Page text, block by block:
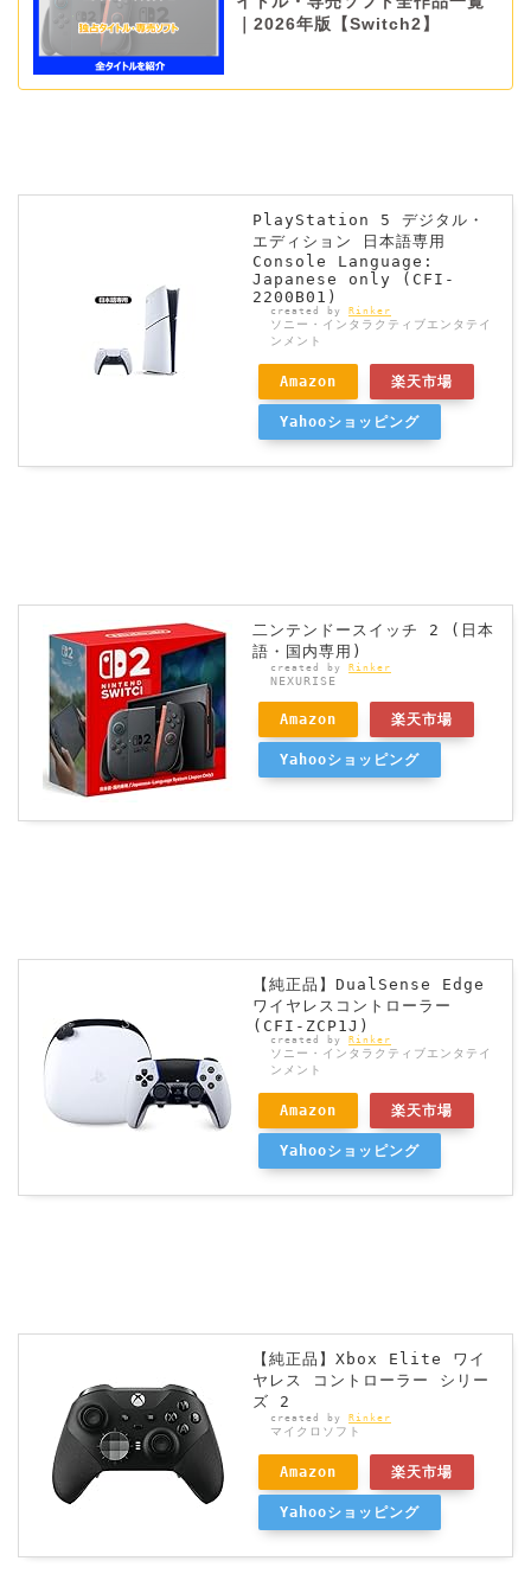
｜2026年版【Switch2】
PlayStation 5 デジタル・
エディション 日本語専用
Console Language:
Japanese only (CFI-
2200B01)
created by Rinker
ソニー・インタラクティブエンタテイ
ンメント
Amazon 楽天市場
Yahooショッピング
二ンテンドースイッチ 2 (日本
語・国内専用)
created by Rinker
NEXURISE
Amazon 楽天市場
Yahooショッピング
【純正品】DualSense Edge
ワイヤレスコントローラー
(CFI-ZCP1J)
created by Rinker
ソニー・インタラクティブエンタテイ
ンメント
Amazon 楽天市場
Yahooショッピング
【純正品】Xbox Elite ワイ
ヤレス コントローラー シリー
ズ 2
created by Rinker
マイクロソフト
Amazon 楽天市場
Yahooショッピング